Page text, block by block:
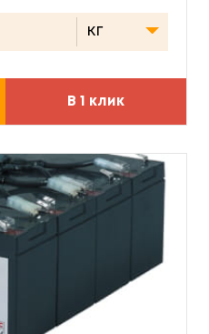
В 1 клик